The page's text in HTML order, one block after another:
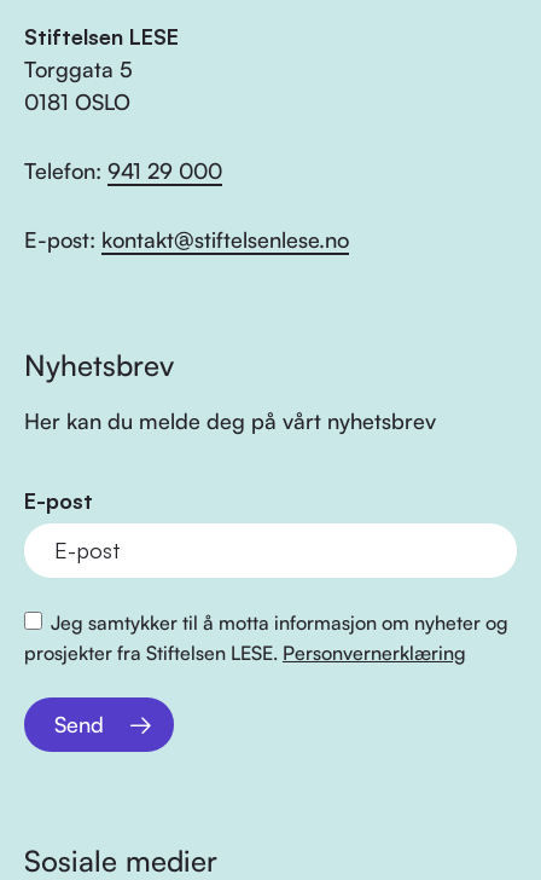
Stiftelsen LESE
Torggata 5
0181 OSLO
Telefon: 941 29 000
E-post: kontakt@stiftelsenlese.no
Nyhetsbrev
Her kan du melde deg på vårt nyhetsbrev
E-post
Jeg samtykker til å motta informasjon om nyheter og
prosjekter fra Stiftelsen LESE. Personvernerklæring
Send
Sosiale medier